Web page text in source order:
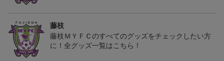
藤枝
藤枝ＭＹＦＣのすべてのグッズをチェックしたい方
に！全グッズ一覧はこちら！